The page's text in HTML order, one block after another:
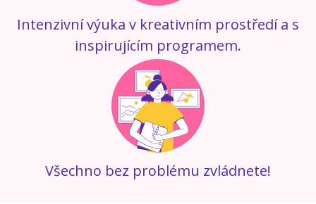
Intenzivní výuka v kreativním prostředí a s
inspirujícím programem.
Všechno bez problému zvládnete!